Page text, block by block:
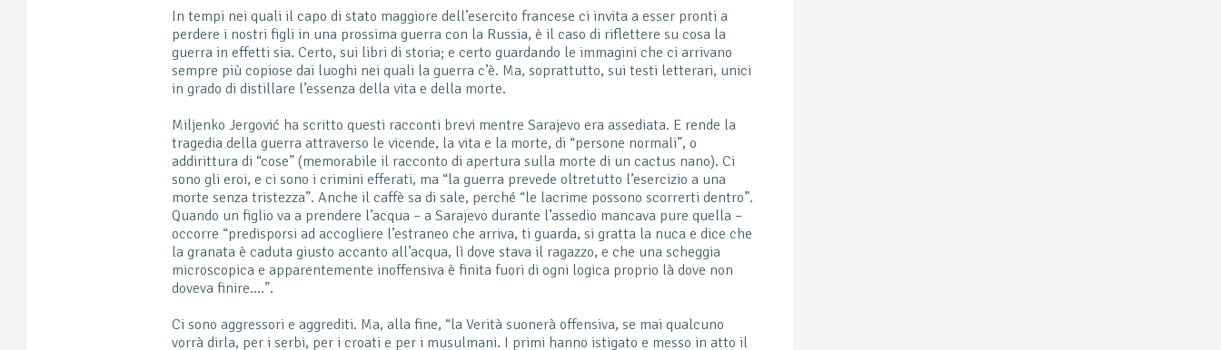
In tempi nei quali il capo di stato maggiore dell’esercito francese ci invita a esser pronti a
perdere i nostri figli in una prossima guerra con la Russia, è il caso di riflettere su cosa la
guerra in effetti sia. Certo, sui libri di storia; e certo guardando le immagini che ci arrivano
sempre più copiose dai luoghi nei quali la guerra c’è. Ma, soprattutto, sui testi letterari, unici
in grado di distillare l’essenza della vita e della morte.
Miljenko Jergović ha scritto questi racconti brevi mentre Sarajevo era assediata. E rende la
tragedia della guerra attraverso le vicende, la vita e la morte, di “persone normali”, o
addirittura di “cose” (memorabile il racconto di apertura sulla morte di un cactus nano). Ci
sono gli eroi, e ci sono i crimini efferati, ma “la guerra prevede oltretutto l’esercizio a una
morte senza tristezza”. Anche il caffè sa di sale, perché “le lacrime possono scorrerti dentro”.
Quando un figlio va a prendere l’acqua – a Sarajevo durante l’assedio mancava pure quella –
occorre “predisporsi ad accogliere l’estraneo che arriva, ti guarda, si gratta la nuca e dice che
la granata è caduta giusto accanto all’acqua, lì dove stava il ragazzo, e che una scheggia
microscopica e apparentemente inoffensiva è finita fuori di ogni logica proprio là dove non
doveva finire….”.
Ci sono aggressori e aggrediti. Ma, alla fine, “la Verità suonerà offensiva, se mai qualcuno
vorrà dirla, per i serbi, per i croati e per i musulmani. I primi hanno istigato e messo in atto il